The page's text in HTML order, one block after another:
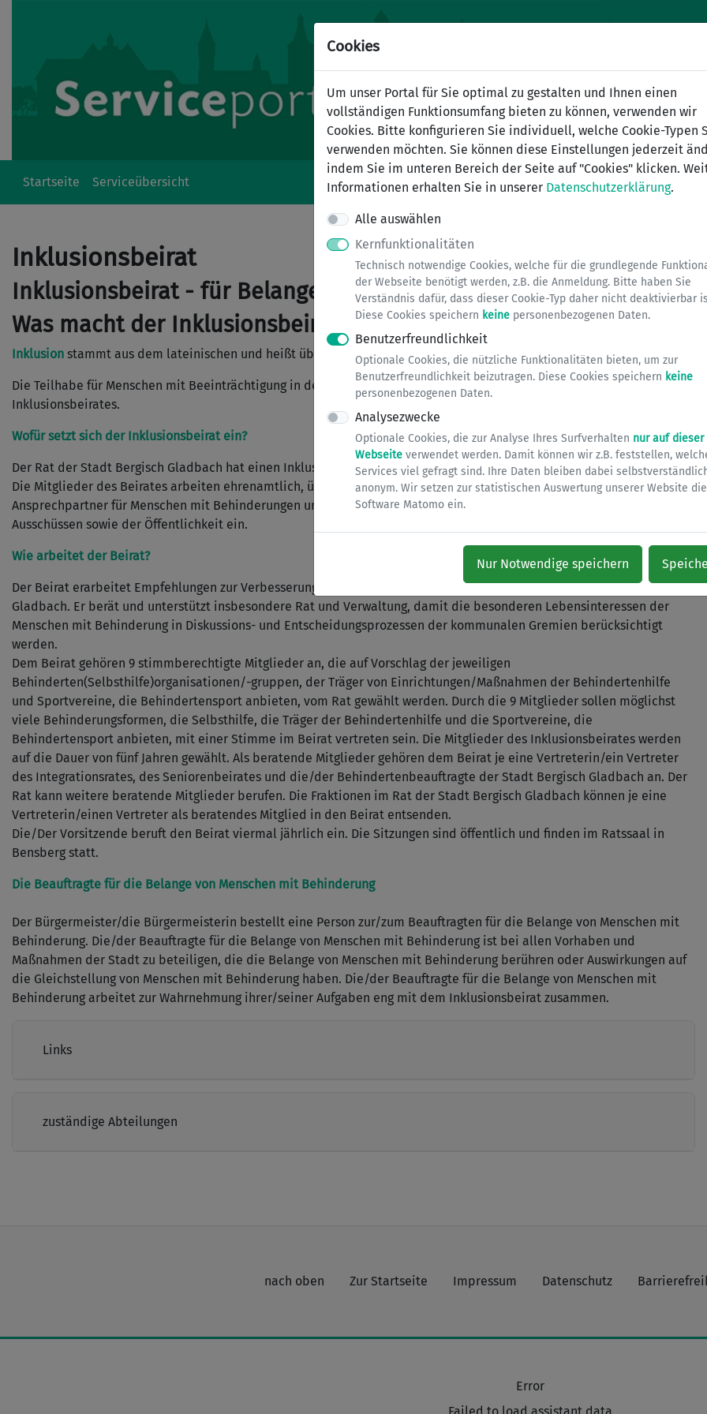
Cookies
Um unser Portal für Sie optimal zu gestalten und Ihnen einen
vollständigen Funktionsumfang bieten zu können, verwenden wir
Cookies. Bitte konfigurieren Sie individuell, welche Cookie-Typen
verwenden möchten. Sie können diese Einstellungen jederzeit
indem Sie im unteren Bereich der Seite auf "Cookies" klicken.
Informationen erhalten Sie in unserer Datenschutzerklärung.
Alle auswählen
Kernfunktionalitäten
Technisch notwendige Cookies, welche für die grundlegende
der Webseite benötigt werden, z.B. die Anmeldung. Bitte haben Sie
Verständnis dafür, dass dieser Cookie-Typ daher nicht deaktivierbar
Diese Cookies speichern keine personenbezogenen Daten.
Benutzerfreundlichkeit
Optionale Cookies, die nützliche Funktionalitäten bieten, um zur
Benutzerfreundlichkeit beizutragen. Diese Cookies speichern keine
personenbezogenen Daten.
Analysezwecke
Optionale Cookies, die zur Analyse Ihres Surfverhalten nur auf dieser
Webseite verwendet werden. Damit können wir z.B. feststellen,
Services viel gefragt sind. Ihre Daten bleiben dabei
anonym. Wir setzen zur statistischen Auswertung unserer Website die
Software Matomo ein.
Nur Notwendige speichern
Startseite Serviceübersicht
Inklusionsbeirat
Inklusionsbeirat - für Belange von Menschen mit Behinderungen
Was macht der Inklusionsbeirat?
Inklusion stammt aus dem lateinischen und heißt übersetzt „enthalten sein, teilhaben“.
Die Teilhabe für Menschen mit Beeinträchtigung in der Gesellschaft zu erreichen, das ist das Ziel des
Inklusionsbeirates.
Wofür setzt sich der Inklusionsbeirat ein?
Der Rat der Stadt Bergisch Gladbach hat einen Inklusionsbeirat – Beirat für Menschen mit Behinderung – eingerichtet.
Die Mitglieder des Beirates arbeiten ehrenamtlich, überparteilich und überkonfessionell. Der Beirat ist
Ansprechpartner für Menschen mit Behinderungen und setzt sich für ihre Anliegen gegenüber dem Rat und seinen
Ausschüssen sowie der Öffentlichkeit ein.
Wie arbeitet der Beirat?
Der Beirat erarbeitet Empfehlungen zur Verbesserung der Lebensqualität von Menschen mit Behinderung in Bergisch
Gladbach. Er berät und unterstützt insbesondere Rat und Verwaltung, damit die besonderen Lebensinteressen der
Menschen mit Behinderung in Diskussions- und Entscheidungsprozessen der kommunalen Gremien berücksichtigt
werden.
Dem Beirat gehören 9 stimmberechtigte Mitglieder an, die auf Vorschlag der jeweiligen
Behinderten(Selbsthilfe)organisationen/-gruppen, der Träger von Einrichtungen/Maßnahmen der Behindertenhilfe
und Sportvereine, die Behindertensport anbieten, vom Rat gewählt werden. Durch die 9 Mitglieder sollen möglichst
viele Behinderungsformen, die Selbsthilfe, die Träger der Behindertenhilfe und die Sportvereine, die
Behindertensport anbieten, mit einer Stimme im Beirat vertreten sein. Die Mitglieder des Inklusionsbeirates werden
auf die Dauer von fünf Jahren gewählt. Als beratende Mitglieder gehören dem Beirat je eine Vertreterin/ein Vertreter
des Integrationsrates, des Seniorenbeirates und die/der Behindertenbeauftragte der Stadt Bergisch Gladbach an. Der
Rat kann weitere beratende Mitglieder berufen. Die Fraktionen im Rat der Stadt Bergisch Gladbach können je eine
Vertreterin/einen Vertreter als beratendes Mitglied in den Beirat entsenden.
Die/Der Vorsitzende beruft den Beirat viermal jährlich ein. Die Sitzungen sind öffentlich und finden im Ratssaal in
Bensberg statt.
Die Beauftragte für die Belange von Menschen mit Behinderung
Der Bürgermeister/die Bürgermeisterin bestellt eine Person zur/zum Beauftragten für die Belange von Menschen mit
Behinderung. Die/der Beauftragte für die Belange von Menschen mit Behinderung ist bei allen Vorhaben und
Maßnahmen der Stadt zu beteiligen, die die Belange von Menschen mit Behinderung berühren oder Auswirkungen auf
die Gleichstellung von Menschen mit Behinderung haben. Die/der Beauftragte für die Belange von Menschen mit
Behinderung arbeitet zur Wahrnehmung ihrer/seiner Aufgaben eng mit dem Inklusionsbeirat zusammen.
Links
zuständige Abteilungen
nach oben Zur Startseite Impressum Datenschutz
Error